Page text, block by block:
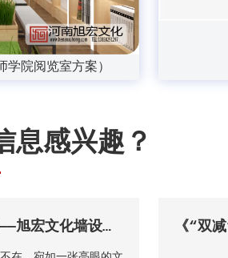
院阅览室方案）
息感兴趣？
这才是都想要的文化墙——旭宏文化墙设计公司